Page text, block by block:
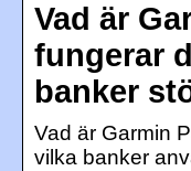
Vad är
fungerar
banker
Vad är Garmin
vilka banker